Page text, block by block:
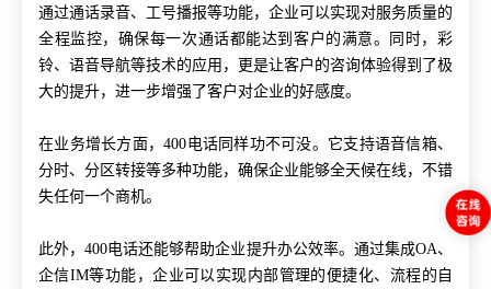
通过通话录音、工号播报等功能，企业可以实现对服务质量的
全程监控，确保每一次通话都能达到客户的满意。同时，彩
铃、语音导航等技术的应用，更是让客户的咨询体验得到了极
大的提升，进一步增强了客户对企业的好感度。
在业务增长方面，400电话同样功不可没。它支持语音信箱、
分时、分区转接等多种功能，确保企业能够全天候在线，不错
失任何一个商机。
此外，400电话还能够帮助企业提升办公效率。通过集成OA、
企信IM等功能，企业可以实现内部管理的便捷化、流程的自